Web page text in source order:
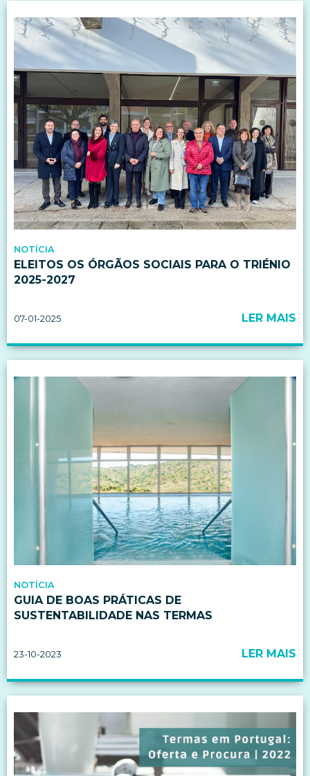
NOTÍCIA
ELEITOS OS ÓRGÃOS SOCIAIS PARA O TRIÉNIO
2025-2027
07-01-2025 LER MAIS
NOTÍCIA
GUIA DE BOAS PRÁTICAS DE
SUSTENTABILIDADE NAS TERMAS
23-10-2023 LER MAIS